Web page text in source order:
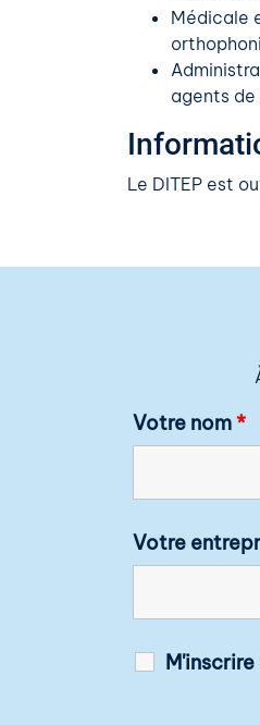
Médicale
agents
Le DITEP est
Votre nom*
Votre